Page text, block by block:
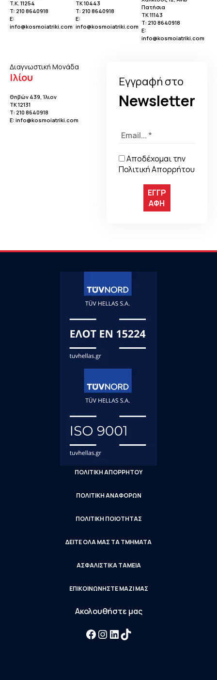
T.K. 11254
T: 210 8640918
E:
info@kosmoiatriki.com
TK 10443
Τ: 210 8640918
E:
info@kosmoiatriki.com
Πατήσια
TK 11143
Τ: 210 8640918
E:
info@kosmoiatriki.com
Διαγνωστική Μονάδα
Ιλίου
Θηβών 439, Ίλιον
TK 12131
Τ: 210 8640918
E: info@kosmoiatriki.com
Eγγραφή στo
Newsletter
Αποδέχομαι την
Πολιτική Απορρήτου
Ακολουθήστε μας
Facebook Instagram LinkedIn TikTok
ΔΕΙΤΕ ΟΛΑ ΜΑΣ ΤΑ ΤΜΗΜΑΤΑ
ΑΣΦΑΛΙΣΤΙΚΑ ΤΑΜΕΙΑ
ΕΠΙΚΟΙΝΩΝΗΣΤΕ ΜΑΖΙ ΜΑΣ
ΠΟΛΙΤΙΚΗ ΑΠΟΡΡΗΤΟΥ
ΠΟΛΙΤΙΚΗ ΑΝΑΦΟΡΩΝ
ΠΟΛΙΤΙΚΗ ΠΟΙΟΤΗΤΑΣ